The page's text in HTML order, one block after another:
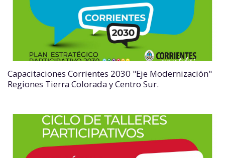
Capacitaciones Corrientes 2030 "Eje Modernización"
Regiones Tierra Colorada y Centro Sur.